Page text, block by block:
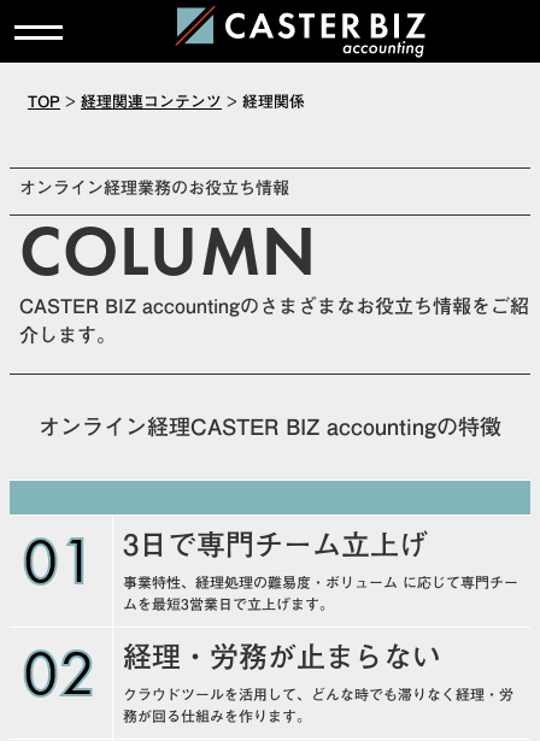
TOP > 経理関連コンテンツ > 経理関係
オンライン経理業務のお役立ち情報
COLUMN
CASTER BIZ accountingのさまざまなお役立ち情報をご紹
介します。
オンライン経理CASTER BIZ accountingの特徴
01 3日で専門チーム立上げ
事業特性、経理処理の難易度・ボリューム に応じて専門チー
ムを最短3営業日で立上げます。
02 経理・労務が止まらない
クラウドツールを活用して、どんな時でも滞りなく経理・労
務が回る仕組みを作ります。